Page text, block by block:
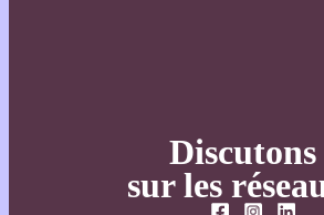
Discutons
sur les